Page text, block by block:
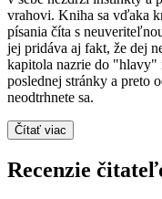
vrahovi. Kniha sa vďaka
písania číta s
jej pridáva aj fakt, že dej
kapitola nazrie do "hlavy"
poslednej stránky a preto
neodtrhnete sa.
Čítať viac
Recenzie